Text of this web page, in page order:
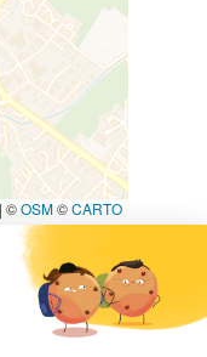
| ©OSM©CARTO